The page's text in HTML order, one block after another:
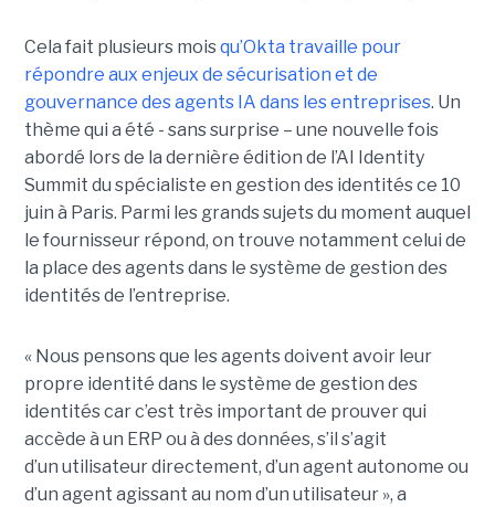
Cela fait plusieurs moisqu’Okta travaille pour
répondre aux enjeux de sécurisation et de
gouvernance des agents IA dans les entreprises. Un
thème qui a été - sans surprise – une nouvelle fois
abordé lors de la dernière édition de l’AI Identity
Summit du spécialiste en gestion des identités ce 10
juin à Paris. Parmi les grands sujets du moment auquel
le fournisseur répond, on trouve notamment celui de
la place des agents dans le système de gestion des
identités de l’entreprise.
« Nous pensons que les agents doivent avoir leur
propre identité dans le système de gestion des
identités car c’est très important de prouver qui
accède à un ERP ou à des données, s’il s’agit
d’un utilisateur directement, d’un agent autonome ou
d’un agent agissant au nom d’un utilisateur », a